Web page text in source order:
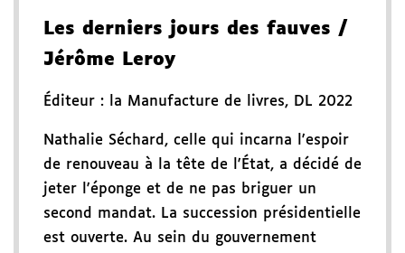
Les derniers jours des fauves /
Jérôme Leroy
Éditeur : la Manufacture de livres, DL 2022
Nathalie Séchard, celle qui incarna l'espoir
de renouveau à la tête de l'État, a décidé de
jeter l'éponge et de ne pas briguer un
second mandat. La succession présidentielle
est ouverte. Au sein du gouvernement